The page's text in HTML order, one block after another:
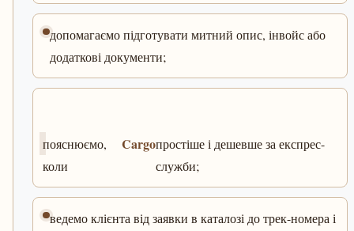
допомагаємо підготувати митний опис, інвойс або
додаткові документи;
пояснюємо,
коли
Cargoпростіше і дешевше за експрес-
служби;
ведемо клієнта від заявки в каталозі до трек-номера і